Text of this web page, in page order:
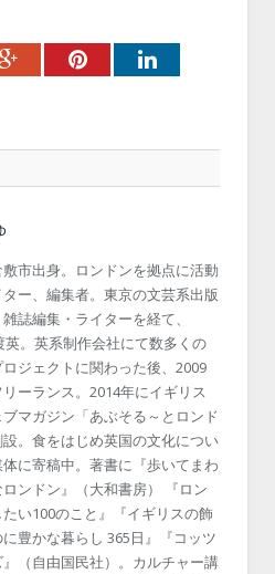
Google+PinterestLinkedIn
市出身。ロンドンを拠点に活動
ー、編集者。東京の文芸系出版
誌編集・ライターを経て、
英。英系制作会社にて数多くの
ロジェクトに関わった後、2009
ーランス。2014年にイギリス
マガジン「あぶそる～とロンド
設。食をはじめ英国の文化につい
に寄稿中。著書に『歩いてまわ
ンドン』（大和書房） 『ロン
たい100のこと』『イギリスの飾
に豊かな暮らし 365日』『コッツ
（自由国民社）。カルチャー講